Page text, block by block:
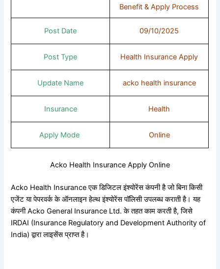
Benefit & Apply Process
Post Date 09/10/2025
Post Type Health Insurance Apply
Update Name acko health insurance
Insurance Health
Apply Mode Online
Acko Health Insurance Apply Online
Acko Health Insurance एक डिजिटल इंश्योरेंस कंपनी है जो बिना किसी
एजेंट या पेपरवर्क के ऑनलाइन हेल्थ इंश्योरेंस पॉलिसी उपलब्ध कराती है। यह
कंपनी Acko General Insurance Ltd. के तहत काम करती है, जिसे
IRDAI (Insurance Regulatory and Development Authority of
India) द्वारा लाइसेंस प्राप्त है।